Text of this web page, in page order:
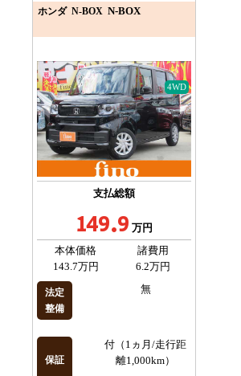
ホンダ N-BOX N-BOX
4WD
支払総額
149.9 万円
本体価格
143.7万円
諸費用
6.2万円
法定
整備
無
保証
付（1ヵ月/走行距
離1,000km）